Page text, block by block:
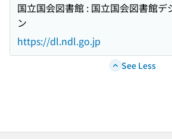
国立国会図書館 : 国立国会図書館デ
ン
https://dl.ndl.go.jp
See Less